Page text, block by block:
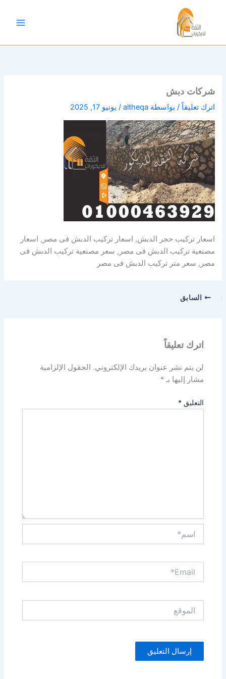
المحتوى
شركات دبش
اترك تعليقاً / بواسطة altheqa
/ يونيو 17, 2025
اسعار تركيب حجر الدبش, اسعار تركيب الدبش فى مصر, اسعار
مصنعية تركيب الدبش فى مصر, سعر مصنعية تركيب الدبش فى
مصر, سعر متر تركيب الدبش فى مصر
السابق
اترك تعليقاً
لن يتم نشر عنوان بريدك الإلكتروني. الحقول الإلزامية
مشار إليها بـ*
التعليق*